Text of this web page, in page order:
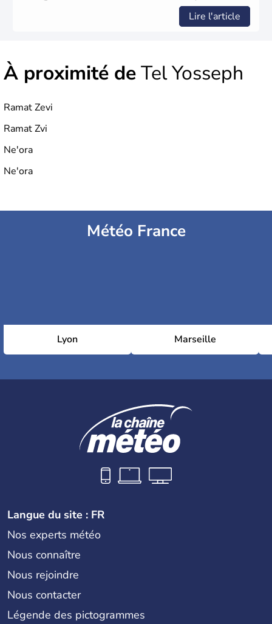
Lire l'article
À proximité deTel Yosseph
Ramat Zevi
Ramat Zvi
Ne'ora
Ne'ora
Météo France
Lyon Marseille
Langue du site : FR
Nos experts météo
Nous connaître
Nous rejoindre
Nous contacter
Légende des pictogrammes